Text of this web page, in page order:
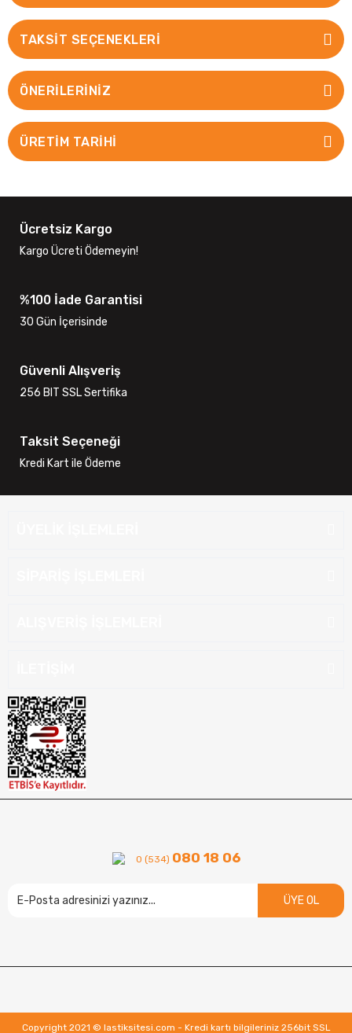
TAKSIT SEÇENEKLERI
ÖNERILERINIZ
ÜRETİM TARİHİ
Ücretsiz Kargo
Kargo Ücreti Ödemeyin!
%100 İade Garantisi
30 Gün İçerisinde
Güvenli Alışveriş
256 BIT SSL Sertifika
Taksit Seçeneği
Kredi Kart ile Ödeme
0 (534) 080 18 06
ÜYE OL
Copyright 2021 © lastiksitesi.com - Kredi kartı bilgileriniz 256bit SSL